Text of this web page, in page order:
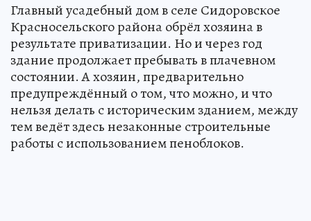
Главный усадебный дом в селе Сидоровское
Красносельского района обрёл хозяина в
результате приватизации. Но и через год
здание продолжает пребывать в плачевном
состоянии. А хозяин, предварительно
предупреждённый о том, что можно, и что
нельзя делать с историческим зданием, между
тем ведёт здесь незаконные строительные
работы с использованием пеноблоков.